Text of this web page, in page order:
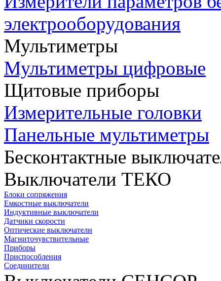
электрооборудования
Мультиметры
Мультиметры цифровые
Щитовые приборы
Измерительные головки
Панельные мультиметры
Бесконтактные
Выключатели ТЕКО
Блоки сопряжения
Емкостные выключатели
Индуктивные выключатели
Датчики скорости
Оптические выключатели
Магниточувствительные
Приборы
Приспособления
Соединители